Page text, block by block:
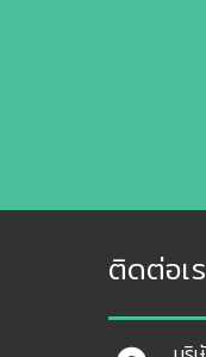
ติดต่อเ